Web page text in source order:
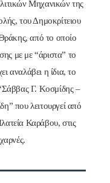
Μηχανικών της
του Δημοκρίτειου
από το οποίο
με με “άριστα” το
αναλάβει η ίδια, το
Γ. Κοσμίδης –
που λειτουργεί από
Καράβου, στις